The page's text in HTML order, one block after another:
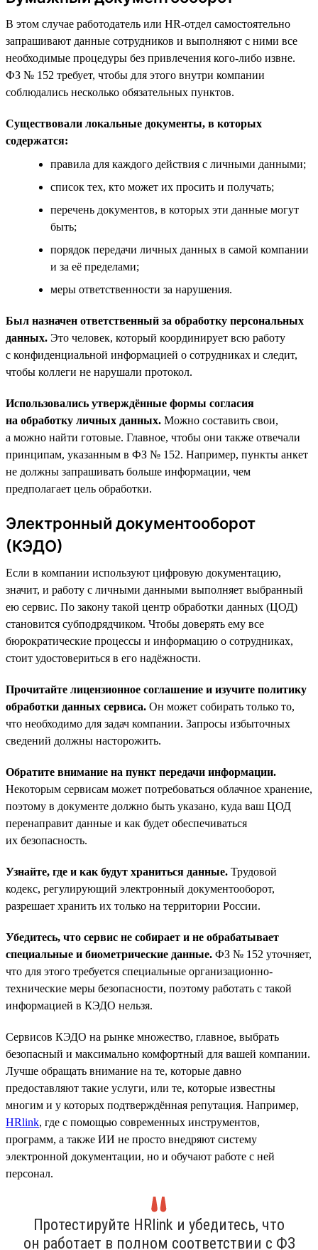
В этом случае работодатель или HR-отдел самостоятельно
запрашивают данные сотрудников и выполняют с ними все
необходимые процедуры без привлечения кого-либо извне.
ФЗ № 152 требует, чтобы для этого внутри компании
соблюдались несколько обязательных пунктов.
Существовали локальные документы, в которых
содержатся:
правила для каждого действия с личными данными;
список тех, кто может их просить и получать;
перечень документов, в которых эти данные могут
быть;
порядок передачи личных данных в самой компании
и за её пределами;
меры ответственности за нарушения.
Был назначен ответственный за обработку персональных
данных. Это человек, который координирует всю работу
с конфиденциальной информацией о сотрудниках и следит,
чтобы коллеги не нарушали протокол.
Использовались утверждённые формы согласия
на обработку личных данных. Можно составить свои,
а можно найти готовые. Главное, чтобы они также отвечали
принципам, указанным в ФЗ № 152. Например, пункты анкет
не должны запрашивать больше информации, чем
предполагает цель обработки.
Электронный документооборот
(КЭДО)
Если в компании используют цифровую документацию,
значит, и работу с личными данными выполняет выбранный
ею сервис. По закону такой центр обработки данных (ЦОД)
становится субподрядчиком. Чтобы доверять ему все
бюрократические процессы и информацию о сотрудниках,
стоит удостовериться в его надёжности.
Прочитайте лицензионное соглашение и изучите политику
обработки данных сервиса. Он может собирать только то,
что необходимо для задач компании. Запросы избыточных
сведений должны насторожить.
Обратите внимание на пункт передачи информации.
Некоторым сервисам может потребоваться облачное хранение,
поэтому в документе должно быть указано, куда ваш ЦОД
перенаправит данные и как будет обеспечиваться
их безопасность.
Узнайте, где и как будут храниться данные. Трудовой
кодекс, регулирующий электронный документооборот,
разрешает хранить их только на территории России.
Убедитесь, что сервис не собирает и не обрабатывает
специальные и биометрические данные. ФЗ № 152 уточняет,
что для этого требуется специальные организационно-
технические меры безопасности, поэтому работать с такой
информацией в КЭДО нельзя.
Сервисов КЭДО на рынке множество, главное, выбрать
безопасный и максимально комфортный для вашей компании.
Лучше обращать внимание на те, которые давно
предоставляют такие услуги, или те, которые известны
многим и у которых подтверждённая репутация. Например,
HRlink, где с помощью современных инструментов,
программ, а также ИИ не просто внедряют систему
электронной документации, но и обучают работе с ней
персонал.
Протестируйте HRlink и убедитесь, что
он работает в полном соответствии с ФЗ